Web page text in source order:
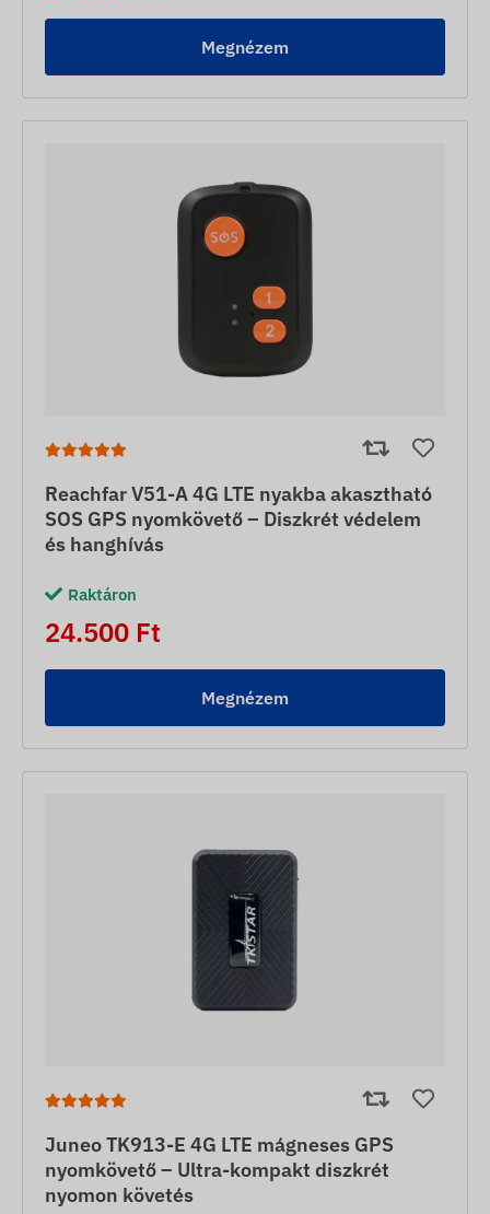
Megnézem
Reachfar V51-A 4G LTE nyakba akasztható
SOS GPS nyomkövető – Diszkrét védelem
és hanghívás
Raktáron
24.500 Ft
Megnézem
Juneo TK913-E 4G LTE mágneses GPS
nyomkövető – Ultra-kompakt diszkrét
nyomon követés